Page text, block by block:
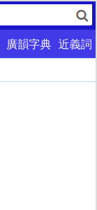
廣韻字典 近義詞